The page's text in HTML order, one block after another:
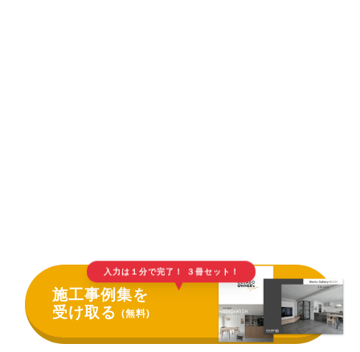
入力は１分で完了！ ３冊セット！
▲
施工事例集を
受け取る(無料)